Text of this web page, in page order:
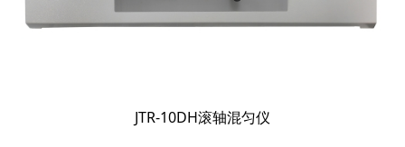
JTR-10DH滚轴混匀仪